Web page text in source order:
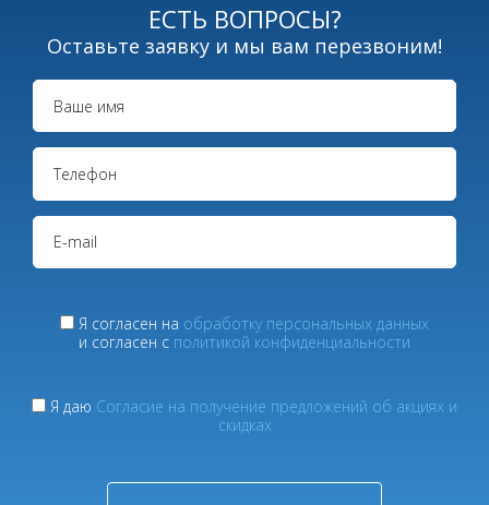
ЕСТЬ ВОПРОСЫ?
Оставьте заявку и мы вам перезвоним!
Я согласен на обработку персональных данных
и согласен с политикой конфиденциальности
Я даю Согласие на получение предложений об акциях и
скидках